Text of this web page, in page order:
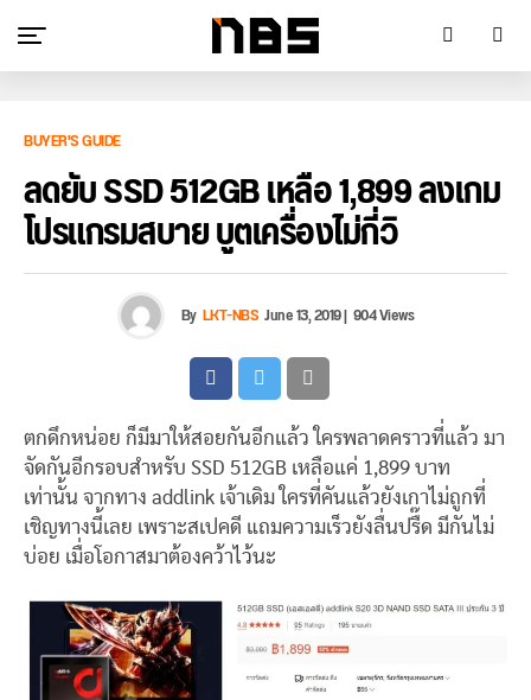
BUYER'S GUIDE
ลดยับ SSD 512GB เหลือ 1,899 ลงเกม
โปรแกรมสบาย บูตเครื่องไม่กี่วิ
By LKT-NBSJune 13, 2019| 904 Views
ตกดึกหน่อย ก็มีมาให้สอยกันอีกแล้ว ใครพลาดคราวที่แล้ว มา
จัดกันอีกรอบสำหรับ SSD 512GB เหลือแค่ 1,899 บาท
เท่านั้น จากทาง addlink เจ้าเดิม ใครที่คันแล้วยังเกาไม่ถูกที่
เชิญทางนี้เลย เพราะสเปคดี แถมความเร็วยังลื่นปรื๊ด มีกันไม่
บ่อย เมื่อโอกาสมาต้องคว้าไว้นะ